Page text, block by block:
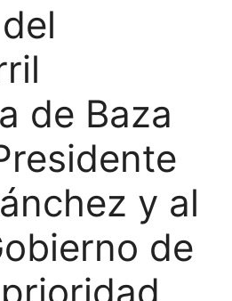
de Baza
y al
de